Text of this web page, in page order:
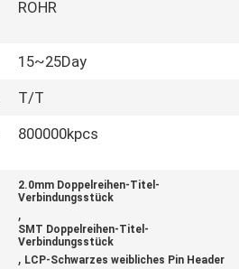
ROHR
15~25Day
T/T
800000kpcs
2.0mm Doppelreihen-Titel-
Verbindungsstück
,
SMT Doppelreihen-Titel-
Verbindungsstück
, LCP-Schwarzes weibliches Pin Header